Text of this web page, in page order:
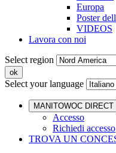
Europa
Poster
VIDEOS
Lavora con noi
Select region
Select your language
MANITOWOC DIRECT
Accesso
Richiedi accesso
TROVA UN